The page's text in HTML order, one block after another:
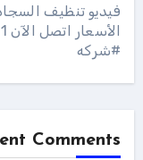
فيديو تنظيف
#شركه
Comments